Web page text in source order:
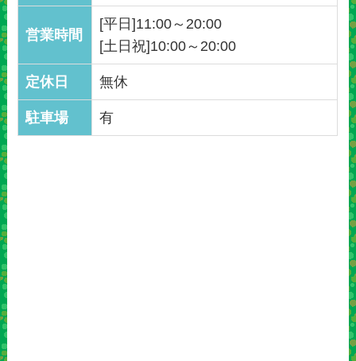
営業時間
[平日]11:00～20:00
[土日祝]10:00～20:00
定休日 無休
駐車場 有